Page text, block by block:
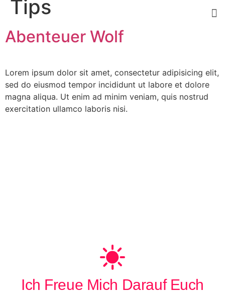
Tips
Abenteuer Wolf
Lorem ipsum dolor sit amet, consectetur adipisicing elit,
sed do eiusmod tempor incididunt ut labore et dolore
magna aliqua. Ut enim ad minim veniam, quis nostrud
exercitation ullamco laboris nisi.
Ich Freue Mich Darauf Euch